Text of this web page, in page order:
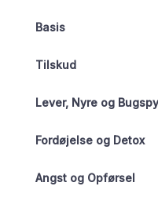
Basis
Tilskud
Lever, Nyre og
Fordøjelse og Detox
Angst og Opførsel